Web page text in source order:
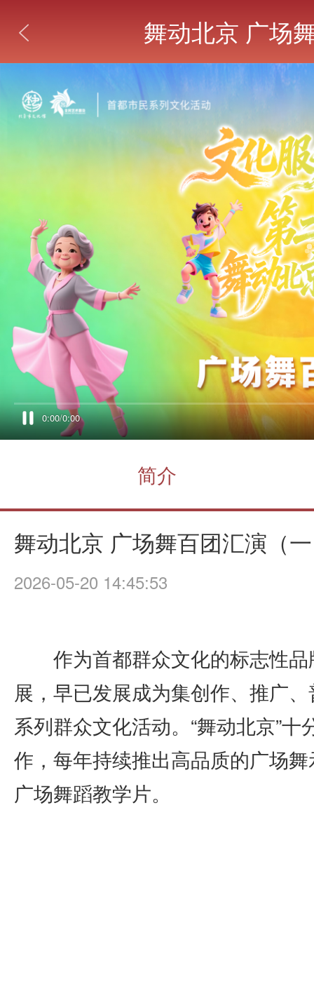
 舞动北京 广场
0:00/0:00
简介
舞动北京 广场舞百团汇演（
2026-05-20 14:45:53
作为首都群众文化的标志性
展，早已发展成为集创作、推广
系列群众文化活动。“舞动北京”
作，每年持续推出高品质的广场
广场舞蹈教学片。